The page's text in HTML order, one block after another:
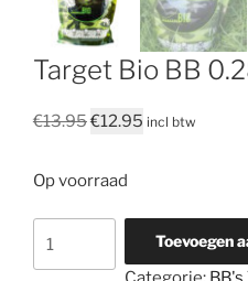
Target Bio BB
€13.95Oorspronkelijke
was:
€12.95 Huidige
incl btw
Op voorraad
Bio
Toevoegen